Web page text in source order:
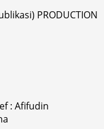
PRODUCTION
: Afifudin